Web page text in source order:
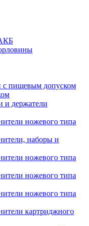
с пищевым допуском
и держатели
ножевого типа
наборы и
ножевого типа
ножевого типа
ножевого типа
картриджного